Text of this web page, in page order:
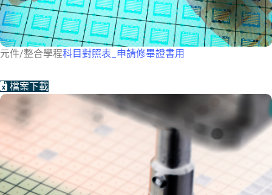
元件/整合學程科目對照表_申請修畢證書用
檔案下載